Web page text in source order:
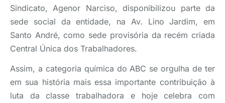
Sindicato, Agenor Narciso, disponibilizou parte da
sede social da entidade, na Av. Lino Jardim, em
Santo André, como sede provisória da recém criada
Central Única dos Trabalhadores.
Assim, a categoria química do ABC se orgulha de ter
em sua história mais essa importante contribuição à
luta da classe trabalhadora e hoje celebra com